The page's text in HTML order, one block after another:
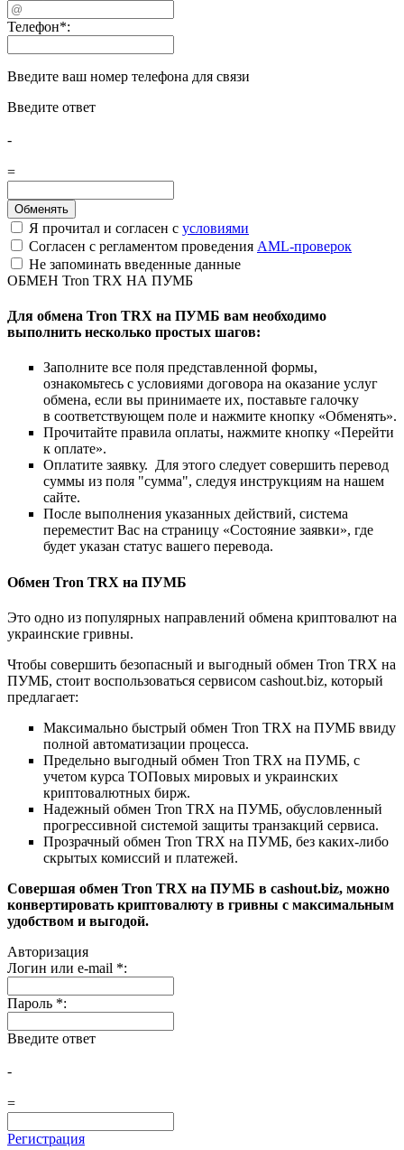
Телефон*:
Введите ваш номер телефона для связи
Введите ответ
-
=
Я прочитал и согласен с условиями
Согласен с регламентом проведения AML-проверок
Не запоминать введенные данные
ОБМЕН Tron TRX НА ПУМБ
Для обмена Tron TRX на ПУМБ вам необходимо
выполнить несколько простых шагов:
Заполните все поля представленной формы,
ознакомьтесь с условиями договора на оказание услуг
обмена, если вы принимаете их, поставьте галочку
в соответствующем поле и нажмите кнопку «Обменять».
Прочитайте правила оплаты, нажмите кнопку «Перейти
к оплате».
Оплатите заявку. Для этого следует совершить перевод
суммы из поля "сумма", следуя инструкциям на нашем
сайте.
После выполнения указанных действий, система
переместит Вас на страницу «Состояние заявки», где
будет указан статус вашего перевода.
Обмен Tron TRX на ПУМБ
Это одно из популярных направлений обмена криптовалют на
украинские гривны.
Чтобы совершить безопасный и выгодный обмен Tron TRX на
ПУМБ, стоит воспользоваться сервисом cashout.biz, который
предлагает:
Максимально быстрый обмен Tron TRX на ПУМБ ввиду
полной автоматизации процесса.
Предельно выгодный обмен Tron TRX на ПУМБ, с
учетом курса ТОПовых мировых и украинских
криптовалютных бирж.
Надежный обмен Tron TRX на ПУМБ, обусловленный
прогрессивной системой защиты транзакций сервиса.
Прозрачный обмен Tron TRX на ПУМБ, без каких-либо
скрытых комиссий и платежей.
Совершая обмен Tron TRX на ПУМБ в cashout.biz, можно
конвертировать криптовалюту в гривны с максимальным
удобством и выгодой.
Авторизация
Логин или e-mail *:
Пароль *:
Введите ответ
-
=
Регистрация